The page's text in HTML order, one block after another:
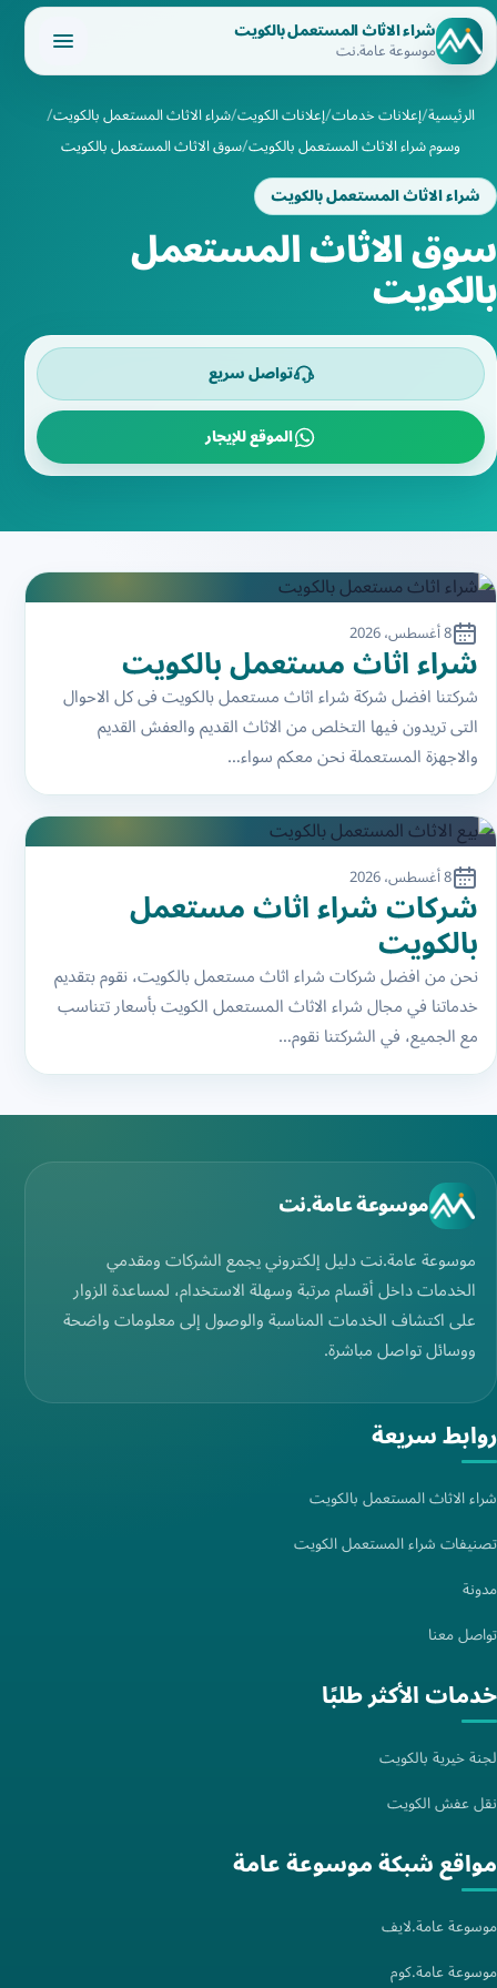
شراء الاثاث المستعمل بالكويت
موسوعة عامة.نت
الرئيسية إعلانات خدمات إعلانات الكويت شراء الاثاث المستعمل بالكويت
وسوم شراء الاثاث المستعمل بالكويت سوق الاثاث المستعمل بالكويت
شراء الاثاث المستعمل بالكويت
سوق الاثاث المستعمل
بالكويت
تواصل سريع
الموقع للإيجار
8 أغسطس، 2026
شراء اثاث مستعمل بالكويت
شركتنا افضل شركة شراء اثاث مستعمل بالكويت فى كل الاحوال
التى تريدون فيها التخلص من الاثاث القديم والعفش القديم
والاجهزة المستعملة نحن معكم سواء…
8 أغسطس، 2026
شركات شراء اثاث مستعمل
بالكويت
نحن من افضل شركات شراء اثاث مستعمل بالكويت، نقوم بتقديم
خدماتنا في مجال شراء الاثاث المستعمل الكويت بأسعار تتناسب
مع الجميع، في الشركتنا نقوم…
موسوعة عامة.نت
موسوعة عامة.نت دليل إلكتروني يجمع الشركات ومقدمي
الخدمات داخل أقسام مرتبة وسهلة الاستخدام، لمساعدة الزوار
على اكتشاف الخدمات المناسبة والوصول إلى معلومات واضحة
ووسائل تواصل مباشرة.
روابط سريعة
شراء الاثاث المستعمل بالكويت
تصنيفات شراء المستعمل الكويت
مدونة
تواصل معنا
خدمات الأكثر طلبًا
لجنة خيرية بالكويت
نقل عفش الكويت
مواقع شبكة موسوعة عامة
موسوعة عامة.لايف
موسوعة عامة.كوم